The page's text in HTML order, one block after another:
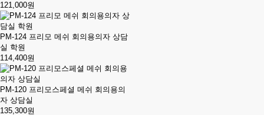
121,000원
PM-124 프리모 메쉬 회의용의자 상담
실 학원
114,400원
PM-120 프리모스페셜 메쉬 회의용의
자 상담실
135,300원